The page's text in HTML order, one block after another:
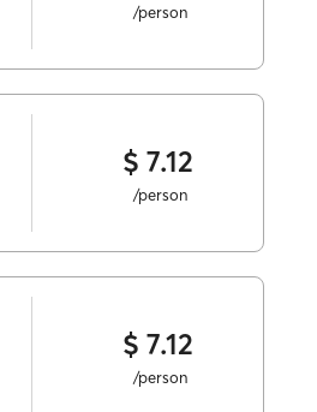
/person
$ 7.12
/person
$ 7.12
/person